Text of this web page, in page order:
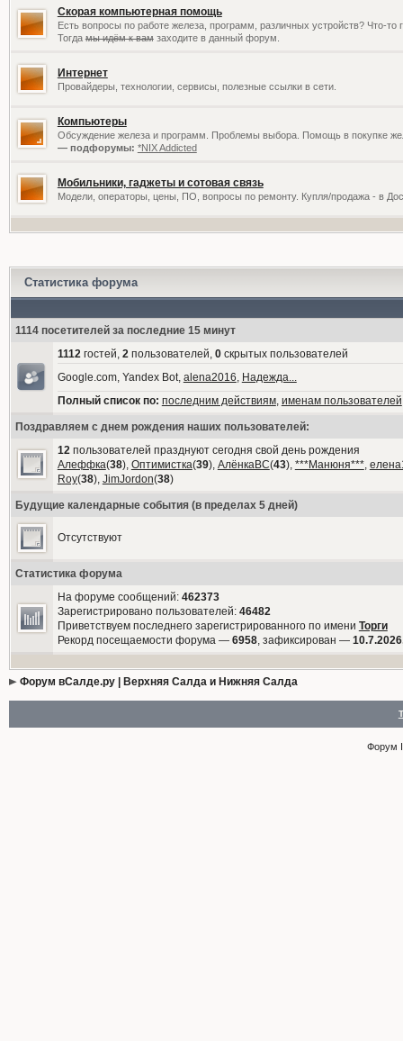
Скорая компьютерная помощь
Есть вопросы по работе железа, программ, различных устройств? Что-то
Тогдамы идём к вамзаходите в данный форум.
Интернет
Провайдеры, технологии, сервисы, полезные ссылки в сети.
Компьютеры
Обсуждение железа и программ. Проблемы выбора. Помощь в покупке
— подфорумы: *NIX Addicted
Мобильники, гаджеты и сотовая связь
Модели, операторы, цены, ПО, вопросы по ремонту. Купля/продажа - в
Статистика форума
1114 посетителей за последние 15 минут
1112гостей, 2пользователей, 0скрытых пользователей
Google.com, Yandex Bot, alena2016, Надежда...
Полный список по: последним действиям, именам пользователей
Поздравляем с днем рождения наших пользователей:
12пользователей празднуют сегодня свой день рождения
Алеффка(38), Оптимистка(39), АлёнкаВС(43), ***Манюня***,
Roy(38), JimJordon(38)
Будущие календарные события (в пределах 5 дней)
Отсутствуют
Статистика форума
На форуме сообщений: 462373
Зарегистрировано пользователей: 46482
Приветствуем последнего зарегистрированного по имени Торги
Рекорд посещаемости форума — 6958, зафиксирован —
Форум вСалде.ру | Верхняя Салда и Нижняя Салда
Форум